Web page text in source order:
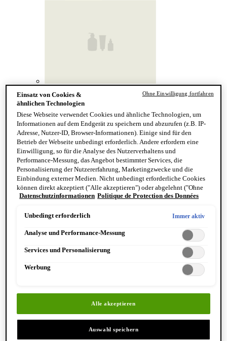
Hand & Körper
Kategorie
Handseife & Balsam
Seife am Stück
Reinigung & Peeling für den Körper
Körperbalsame und Öle
Mundpflege & Deodorants
Alle Hand- und Körperpflegeprodukte anzeigen
Bemerkenswerte Formulierungen
Resurrection Aromatique Hand Wash
Eleos Aromatique Hand Balm
Antithesis Intense Body Cleanser
Entdecken Sie Hand & Körper
Einsatz von Cookies &
ähnlichen Technologien
Diese Webseite verwendet Cookies und ähnliche Technologien, um
Informationen auf dem Endgerät zu speichern und abzurufen (z.B. IP-
Adresse, Nutzer-ID, Browser-Informationen). Einige sind für den
Betrieb der Webseite unbedingt erforderlich. Andere erfordern eine
Einwilligung, so für die Analyse des Nutzerverhaltens und
Performance-Messung, das Angebot bestimmter Services, die
Personalisierung der Nutzererfahrung, Marketingzwecke und die
Einbindung externer Medien. Nicht unbedingt erforderliche Cookies
können direkt akzeptiert ("Alle akzeptieren") oder abgelehnt ("Ohne
Einwilligung fortfahren") werden. Individuelle Anpassungen der
speichern"). Die Auswahl kann jederzeit unter dem Link "Cookie-
Datenschutzinformationen.
Datenschutzinformationen Politique de Protection des Données
Unbedingt erforderlich Immer aktiv
Analyse und Performance-Messung
Services und Personalisierung
Werbung
Alle akzeptieren
Auswahl speichern
Ohne Einwilligung fortfahren